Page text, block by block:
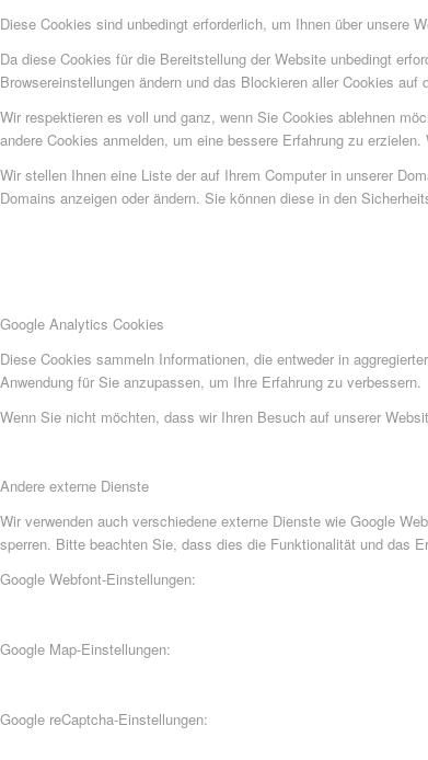
Diese Cookies sind unbedingt erforderlich, um Ihnen über unsere
Da diese Cookies für die Bereitstellung der Website unbedingt
Browsereinstellungen ändern und das Blockieren aller Cookies
Wir respektieren es voll und ganz, wenn Sie Cookies ablehnen
andere Cookies anmelden, um eine bessere Erfahrung zu
Wir stellen Ihnen eine Liste der auf Ihrem Computer in unserer
Domains anzeigen oder ändern. Sie können diese in den
Google Analytics Cookies
Diese Cookies sammeln Informationen, die entweder in
Anwendung für Sie anzupassen, um Ihre Erfahrung zu verbessern.
Wenn Sie nicht möchten, dass wir Ihren Besuch auf unserer
Andere externe Dienste
Wir verwenden auch verschiedene externe Dienste wie Google
sperren. Bitte beachten Sie, dass dies die Funktionalität und das
Google Webfont-Einstellungen:
Google Map-Einstellungen:
Google reCaptcha-Einstellungen: